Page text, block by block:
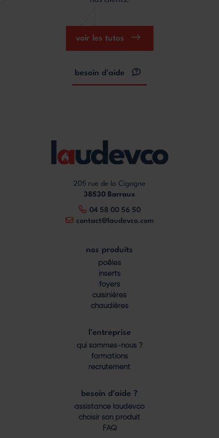
voir les tutos
besoin d'aide
205 rue de la Cigogne
38530 Barraux
04 58 00 56 50
contact@laudevco.com
nos produits
poêles
inserts
foyers
cuisinières
chaudières
l'entreprise
qui sommes-nous ?
formations
recrutement
besoin d'aide ?
assistance laudevco
choisir son produit
FAQ